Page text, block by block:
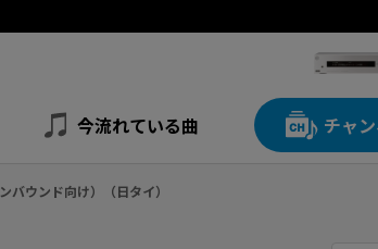
今流れている曲 チャ
バウンド向け）（日タイ）